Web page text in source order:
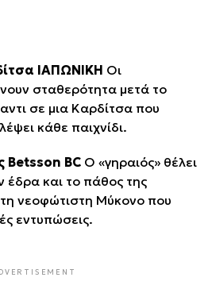
ΙΑΠΩΝΙΚΗ Οι
σταθερότητα μετά το
σε μια Καρδίτσα που
κάθε παιχνίδι.
Betsson BCΟ «γηραιός» θέλει
έδρα και το πάθος της
νεοφώτιστη Μύκονο που
εντυπώσεις.